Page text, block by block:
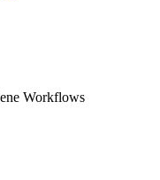
Workflows